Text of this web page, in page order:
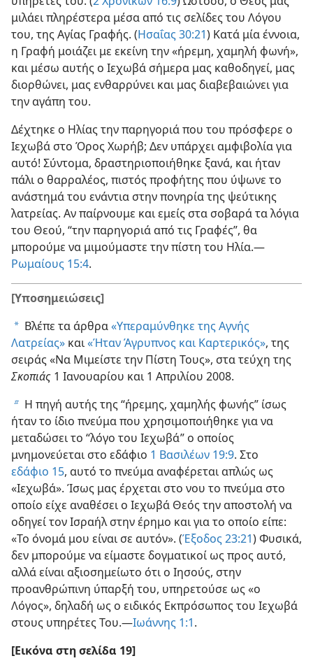
μιλάει πληρέστερα μέσα από τις σελίδες του Λόγου
του, της Αγίας Γραφής. (Ησαΐας 30:21) Κατά μία έννοια,
η Γραφή μοιάζει με εκείνη την «ήρεμη, χαμηλή φωνή»,
και μέσω αυτής ο Ιεχωβά σήμερα μας καθοδηγεί, μας
διορθώνει, μας ενθαρρύνει και μας διαβεβαιώνει για
την αγάπη του.
Δέχτηκε ο Ηλίας την παρηγοριά που του πρόσφερε ο
Ιεχωβά στο Όρος Χωρήβ; Δεν υπάρχει αμφιβολία για
αυτό! Σύντομα, δραστηριοποιήθηκε ξανά, και ήταν
πάλι ο θαρραλέος, πιστός προφήτης που ύψωνε το
ανάστημά του ενάντια στην πονηρία της ψεύτικης
λατρείας. Αν παίρνουμε και εμείς στα σοβαρά τα λόγια
του Θεού, “την παρηγοριά από τις Γραφές”, θα
μπορούμε να μιμούμαστε την πίστη του Ηλία.​—
Ρωμαίους 15:4.
[Υποσημειώσεις]
a Βλέπε τα άρθρα«Υπεραμύνθηκε της Αγνής
Λατρείας» και«Ήταν Άγρυπνος και Καρτερικός», της
σειράς «Να Μιμείστε την Πίστη Τους», στα τεύχη της
Σκοπιάς 1 Ιανουαρίου και 1 Απριλίου 2008.
b Η πηγή αυτής της “ήρεμης, χαμηλής φωνής” ίσως
ήταν το ίδιο πνεύμα που χρησιμοποιήθηκε για να
μεταδώσει το “λόγο του Ιεχωβά” ο οποίος
μνημονεύεται στο εδάφιο 1 Βασιλέων 19:9. Στο
εδάφιο 15, αυτό το πνεύμα αναφέρεται απλώς ως
«Ιεχωβά». Ίσως μας έρχεται στο νου το πνεύμα στο
οποίο είχε αναθέσει ο Ιεχωβά Θεός την αποστολή να
οδηγεί τον Ισραήλ στην έρημο και για το οποίο είπε:
«Το όνομά μου είναι σε αυτόν». (Έξοδος 23:21) Φυσικά,
δεν μπορούμε να είμαστε δογματικοί ως προς αυτό,
αλλά είναι αξιοσημείωτο ότι ο Ιησούς, στην
προανθρώπινη ύπαρξή του, υπηρετούσε ως «ο
Λόγος», δηλαδή ως ο ειδικός Εκπρόσωπος του Ιεχωβά
στους υπηρέτες Του.​—Ιωάννης 1:1.
[Εικόνα στη σελίδα 19]